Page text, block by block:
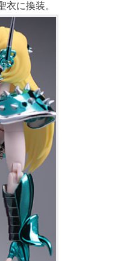
衣に換装。